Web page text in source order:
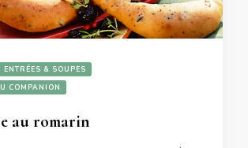
ENTRÉES & SOUPES
COMPANION
au romarin